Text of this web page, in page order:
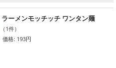
ラーメンモッチッチ ワンタン麺
（1件）
格: 193円